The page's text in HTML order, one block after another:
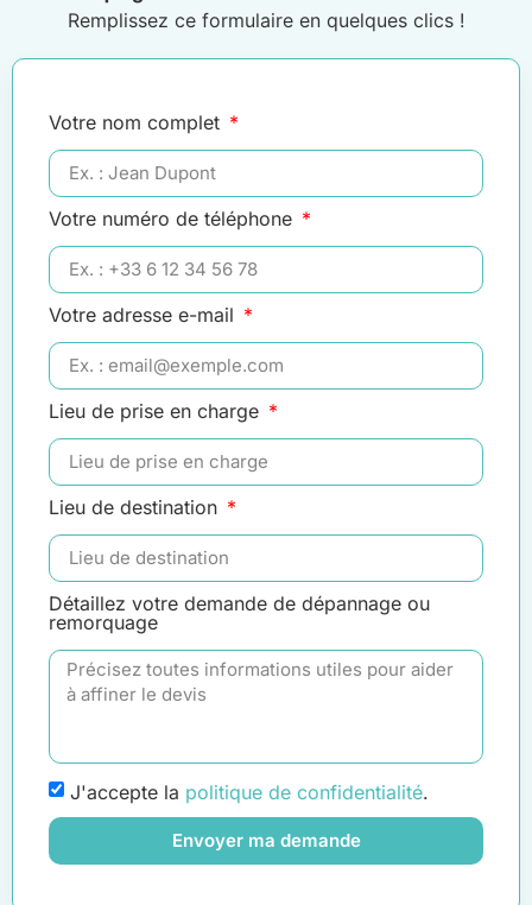
Remplissez ce formulaire en quelques clics !
Votre nom complet
Votre numéro de téléphone
Votre adresse e-mail
Lieu de prise en charge
Lieu de destination
Détaillez votre demande de dépannage ou
remorquage
J'accepte la politique de confidentialité.
Envoyer ma demande